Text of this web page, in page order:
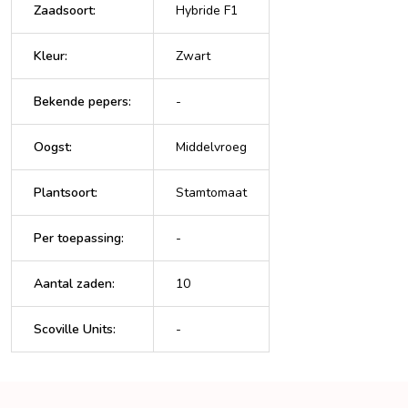
Zaadsoort: Hybride F1
Kleur: Zwart
Bekende pepers: -
Oogst: Middelvroeg
Plantsoort: Stamtomaat
Per toepassing: -
Aantal zaden: 10
Scoville Units: -